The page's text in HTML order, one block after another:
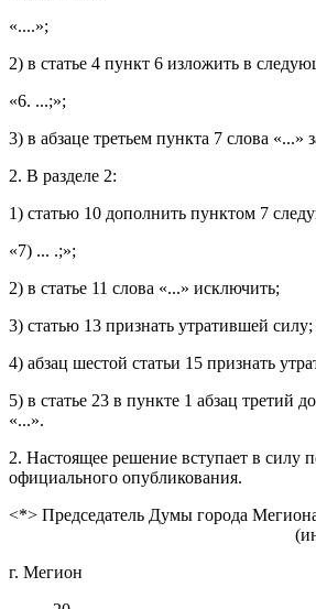
«....»;
2) в статье 4 пункт 6 изложить в
«6. ...;»;
3) в абзаце третьем пункта 7 слова «...»
2. В разделе 2:
1) статью 10 дополнить пунктом 7
«7) ... .;»;
2) в статье 11 слова «...» исключить;
3) статью 13 признать утратившей силу;
4) абзац шестой статьи 15 признать
5) в статье 23 в пункте 1 абзац третий
«...».
2. Настоящее решение вступает в силу
официального опубликования.
<*> Председатель Думы
(инициалы,
г. Мегион